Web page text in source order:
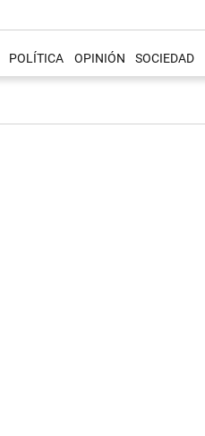
POLÍTICA OPINIÓN SOCIEDAD